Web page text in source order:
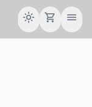
light_mode shopping_cart menu